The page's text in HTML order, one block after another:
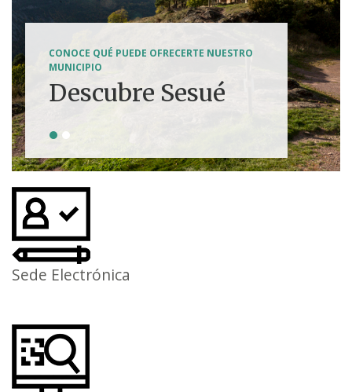
CONOCE QUÉ PUEDE OFRECERTE NUESTRO
MUNICIPIO
Descubre Sesué
Tierra de
aventuras
Sede Electrónica